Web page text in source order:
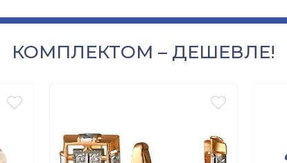
КОМПЛЕКТОМ – ДЕШЕВЛЕ!
 